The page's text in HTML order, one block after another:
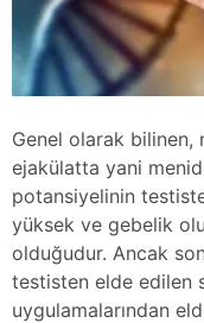
Genel olarak bilinen,
ejakülatta yani
potansiyelinin
yüksek ve gebelik
olduğudur. Ancak
testisten elde edilen
uygulamalarından